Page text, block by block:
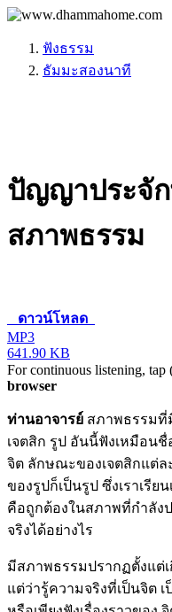
ฟังธรรม
ธัมมะสองนาที
ปัญญาประจั
สภาพธรรม
ดาวน์โหลด
MP3
641.90 KB
For continuous listening,
browser
ท่านอาจารย์ สภาพธรรมที่
เจตสิก รูป อันนี้ฟังเหมือน
จิต ลักษณะของเจตสิกแต่
ของรูปก็เป็นรูป ซึ่งเราเรีย
คือถูกต้องในสภาพที่กำลัง
จริงได้อย่างไร
มีสภาพธรรมปรากฏตั้งแต่
แต่ว่ารู้ความจริงที่เป็นจิต เ